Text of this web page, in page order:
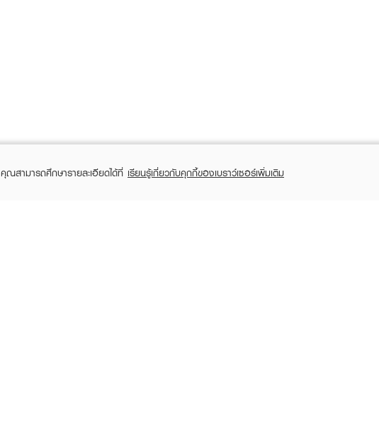
ณสามารถศึกษารายละเอียดได้ที่ เรียนรู้เกี่ยวกับคุกกี้ของเบราว์เซอร์เพิ่มเติม